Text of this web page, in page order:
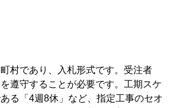
村であり、入札形式です。受注者
遵守することが必要です。工期スケ
る「4週8休」など、指定工事のセオ